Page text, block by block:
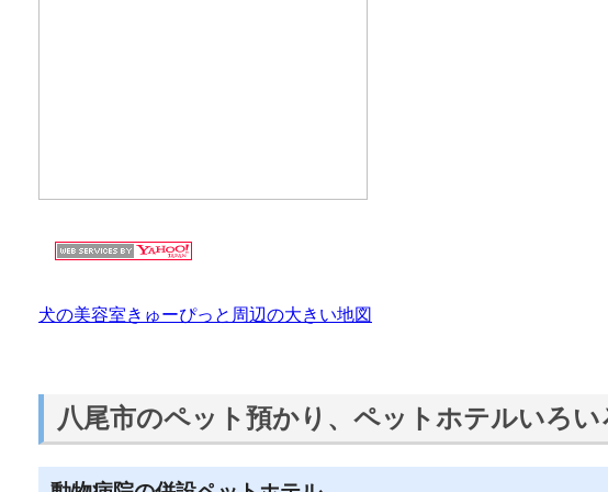
犬の美容室きゅーぴっと周辺の大きい地図
八尾市のペット預かり、ペットホテルいろい